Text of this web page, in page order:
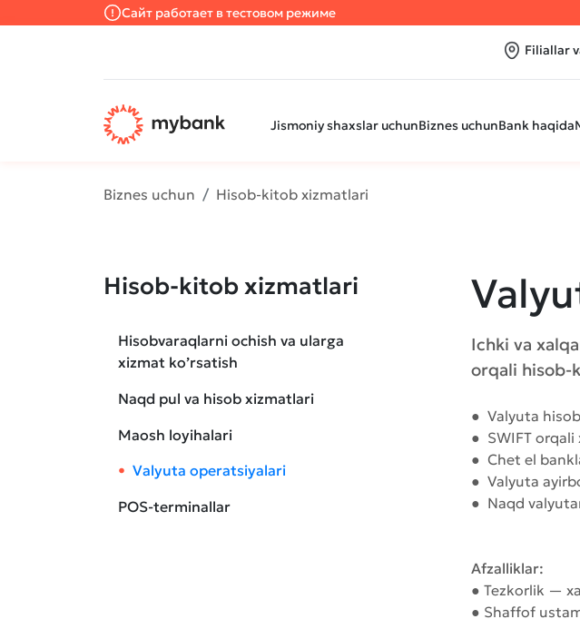
Сайт работает в тестовом режиме
Filiallar
Jismoniy shaxslar uchunBiznes uchunBank haqida
Biznes uchun Hisob-kitob xizmatlari
Hisob-kitob xizmatlari
Hisobvaraqlarni ochish va ularga
xizmat ko’rsatish
Naqd pul va hisob xizmatlari
Maosh loyihalari
Valyuta operatsiyalari
POS-terminallar
Ichki va
orqali hisob-
● Valyuta
● SWIFT orqali
● Chet el
● Valyuta
● Naqd
Afzalliklar:
● Tezkorlik —
● Shaffof